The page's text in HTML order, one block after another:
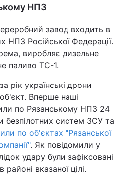
НПЗ
завод входить в
НПЗ Російської Федерації.
виробляє дизельне
паливо ТС-1.
рік українські дрони
Вперше наші
по Рязанському НПЗ 24
безпілотних систем ЗСУ та
по об'єктах "Рязанської
. Як повідомили у
удару були зафіксовані
вказаної цілі.